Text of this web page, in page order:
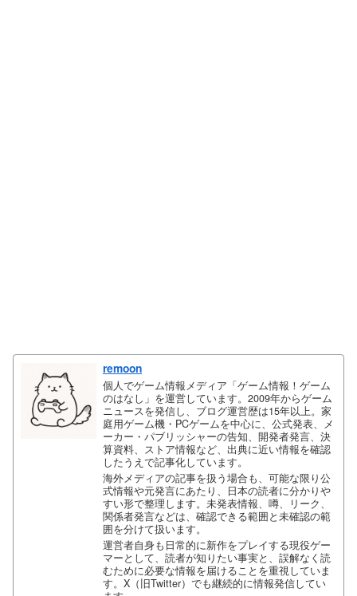
remoon
個人でゲーム情報メディア「ゲーム情報！ゲーム
のはなし」を運営しています。2009年からゲーム
ニュースを発信し、ブログ運営歴は15年以上。家
庭用ゲーム機・PCゲームを中心に、公式発表、メ
ーカー・パブリッシャーの告知、開発者発言、決
算資料、ストア情報など、出典に近い情報を確認
したうえで記事化しています。
海外メディアの記事を扱う場合も、可能な限り公
式情報や元発言にあたり、日本の読者に分かりや
すい形で整理します。未発表情報、噂、リーク、
関係者発言などは、確認できる範囲と未確認の範
囲を分けて扱います。
運営者自身も日常的に新作をプレイする現役ゲー
マーとして、読者が知りたい事実と、誤解なく読
むために必要な情報を届けることを重視していま
す。X（旧Twitter）でも継続的に情報発信してい